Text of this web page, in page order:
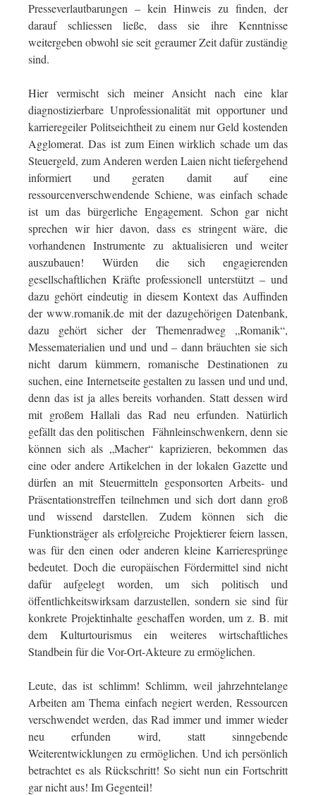
Presseverlautbarungen – kein Hinweis zu finden, der
darauf schliessen ließe, dass sie ihre Kenntnisse
weitergeben obwohl sie seit geraumer Zeit dafür zuständig
sind.
Hier vermischt sich meiner Ansicht nach eine klar
diagnostizierbare Unprofessionalität mit opportuner und
karrieregeiler Politseichtheit zu einem nur Geld kostenden
Agglomerat. Das ist zum Einen wirklich schade um das
Steuergeld, zum Anderen werden Laien nicht tiefergehend
informiert und geraten damit auf eine
ressourcenverschwendende Schiene, was einfach schade
ist um das bürgerliche Engagement. Schon gar nicht
sprechen wir hier davon, dass es stringent wäre, die
vorhandenen Instrumente zu aktualisieren und weiter
auszubauen! Würden die sich engagierenden
gesellschaftlichen Kräfte professionell unterstützt – und
dazu gehört eindeutig in diesem Kontext das Auffinden
der www.romanik.de mit der dazugehörigen Datenbank,
dazu gehört sicher der Themenradweg „Romanik“,
Messematerialien und und und – dann bräuchten sie sich
nicht darum kümmern, romanische Destinationen zu
suchen, eine Internetseite gestalten zu lassen und und und,
denn das ist ja alles bereits vorhanden. Statt dessen wird
mit großem Hallali das Rad neu erfunden. Natürlich
gefällt das den politischen Fähnleinschwenkern, denn sie
können sich als „Macher“ kaprizieren, bekommen das
eine oder andere Artikelchen in der lokalen Gazette und
dürfen an mit Steuermitteln gesponsorten Arbeits- und
Präsentationstreffen teilnehmen und sich dort dann groß
und wissend darstellen. Zudem können sich die
Funktionsträger als erfolgreiche Projektierer feiern lassen,
was für den einen oder anderen kleine Karrieresprünge
bedeutet. Doch die europäischen Fördermittel sind nicht
dafür aufgelegt worden, um sich politisch und
öffentlichkeitswirksam darzustellen, sondern sie sind für
konkrete Projektinhalte geschaffen worden, um z. B. mit
dem Kulturtourismus ein weiteres wirtschaftliches
Standbein für die Vor-Ort-Akteure zu ermöglichen.
Leute, das ist schlimm! Schlimm, weil jahrzehntelange
Arbeiten am Thema einfach negiert werden, Ressourcen
verschwendet werden, das Rad immer und immer wieder
neu erfunden wird, statt sinngebende
Weiterentwicklungen zu ermöglichen. Und ich persönlich
betrachtet es als Rückschritt! So sieht nun ein Fortschritt
gar nicht aus! Im Gegenteil!